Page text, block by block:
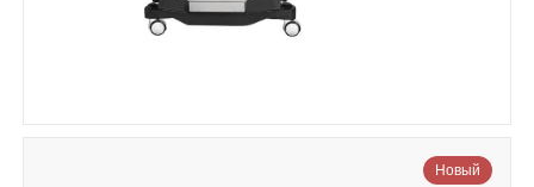
Новый